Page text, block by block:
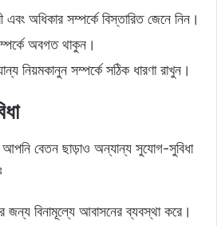
এবং অধিকার সম্পর্কে বিস্তারিত জেনে নিন।
অবগত থাকুন।
নিয়মকানুন সম্পর্কে সঠিক ধারণা রাখুন।
আপনি বেতন ছাড়াও অন্যান্য সুযোগ-সুবিধা
জন্য বিনামূল্যে আবাসনের ব্যবস্থা করে।